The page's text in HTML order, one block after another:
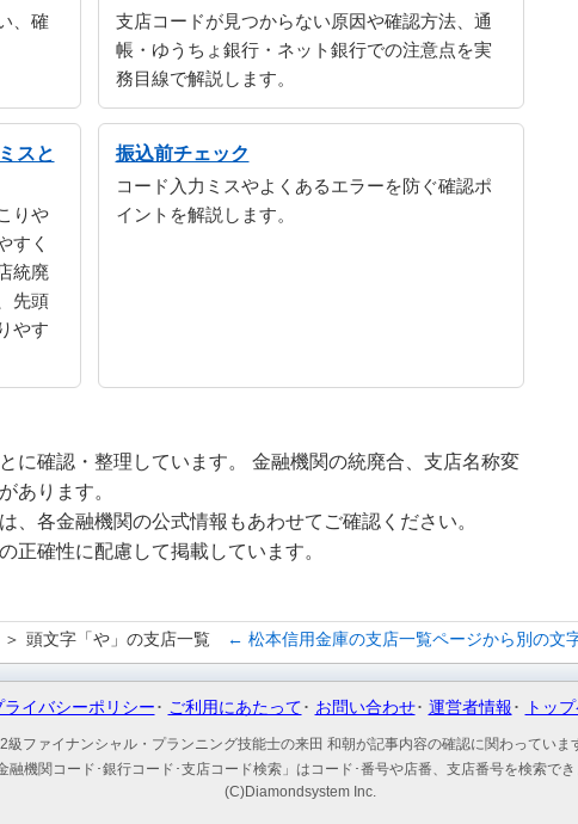
、確
支店コードが見つからない原因や確認方法、通
帳・ゆうちょ銀行・ネット銀行での注意点を実
務目線で解説します。
スと
りや
すく
統廃
先頭
やす
振込前チェック
コード入力ミスやよくあるエラーを防ぐ確認ポ
イントを解説します。
に確認・整理しています。 金融機関の統廃合、支店名称変
あります。
、各金融機関の公式情報もあわせてご確認ください。
正確性に配慮して掲載しています。
頭文字「や」の支店一覧 ← 松本信用金庫の支店一覧ページから別の文
ライバシーポリシー ご利用にあたって お問い合わせ 運営者情報 トッ
ファイナンシャル・プランニング技能士の来田 和朝が記事内容の確認に関わっていま
金融機関コード･銀行コード･支店コード検索」はコード･番号や店番、支店番号を検索でき
(C)Diamondsystem Inc.